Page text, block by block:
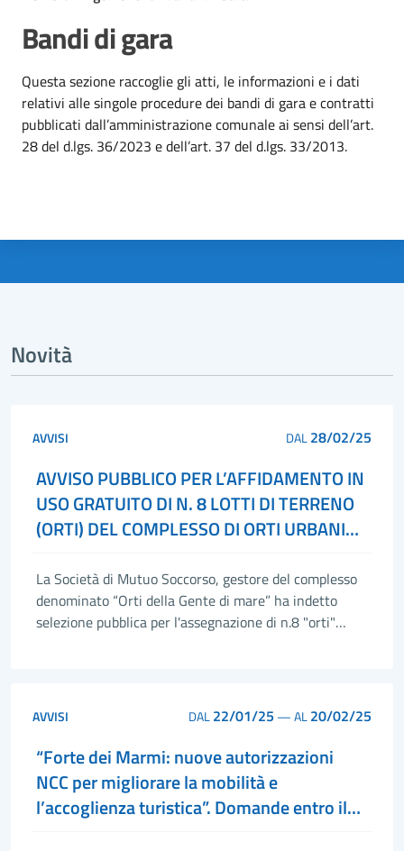
Bandi di gara
Dettagli dell'argomento
Questa sezione raccoglie gli atti, le informazioni e i dati
relativi alle singole procedure dei bandi di gara e contratti
pubblicati dall’amministrazione comunale ai sensi dell’art.
28 del d.lgs. 36/2023 e dell’art. 37 del d.lgs. 33/2013.
Novità
AVVISI DAL28/02/25
AVVISO PUBBLICO PER L’AFFIDAMENTO IN
USO GRATUITO DI N. 8 LOTTI DI TERRENO
(ORTI) DEL COMPLESSO DI ORTI URBANI
MARE”
La Società di Mutuo Soccorso, gestore del complesso
denominato “Orti della Gente di mare” ha indetto
selezione pubblica per l'assegnazione di n.8 "orti"
AVVISI DAL22/01/25 —AL20/02/25
“Forte dei Marmi: nuove autorizzazioni
NCC per migliorare la mobilità e
l’accoglienza turistica”. Domande entro il